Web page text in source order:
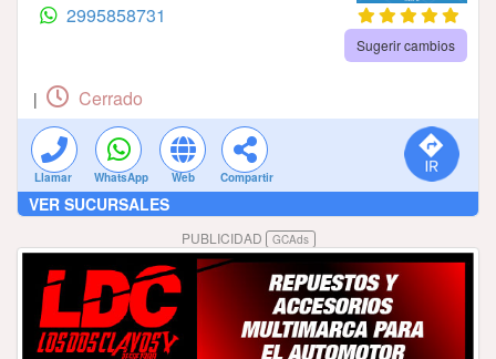
2995858731
Sugerir cambios
| Cerrado
Llamar WhatsApp Web Compartir
VER SUCURSALES
PUBLICIDAD GCAds